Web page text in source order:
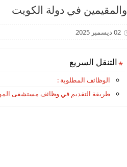
والمقيمين في دولة الكويت
02 ديسمبر 2025
التنقل السريع
الوظائف المطلوبة :
طريقة التقديم في وظائف ‏مستشفى